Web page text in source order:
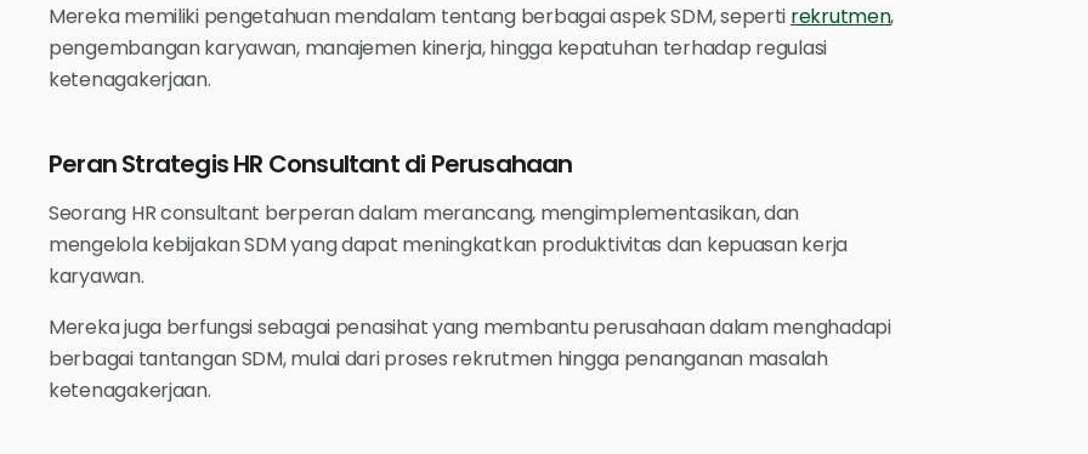
Mereka memiliki pengetahuan mendalam tentang berbagai aspek SDM, seperti rekrutmen,
pengembangan karyawan, manajemen kinerja, hingga kepatuhan terhadap regulasi
ketenagakerjaan.
Peran Strategis HR Consultant di Perusahaan
Seorang HR consultant berperan dalam merancang, mengimplementasikan, dan
mengelola kebijakan SDM yang dapat meningkatkan produktivitas dan kepuasan kerja
karyawan.
Mereka juga berfungsi sebagai penasihat yang membantu perusahaan dalam menghadapi
berbagai tantangan SDM, mulai dari proses rekrutmen hingga penanganan masalah
ketenagakerjaan.